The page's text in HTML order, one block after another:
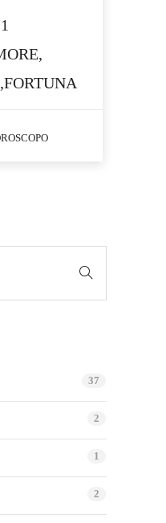
37
2
1
2